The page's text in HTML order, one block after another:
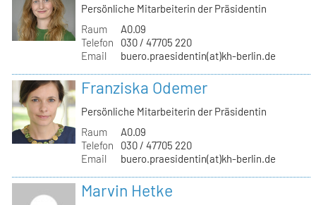
Persönliche Mitarbeiterin der Präsidentin
Raum
A0.09
Telefon
030 / 47705 220
Email
buero.praesidentin(at)kh-berlin.de
Franziska Odemer
Persönliche Mitarbeiterin der Präsidentin
Raum
A0.09
Telefon
030 / 47705 220
Email
buero.praesidentin(at)kh-berlin.de
Marvin Hetke